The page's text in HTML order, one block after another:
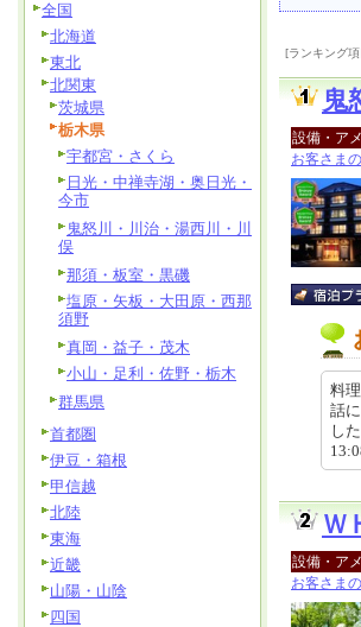
[ランキング
鬼
設備・ア
お客さま
料
話
し
Ｗ
設備・ア
お客さま
全国
北海道
東北
北関東
茨城県
栃木県
宇都宮・さくら
日光・中禅寺湖・奥日光・
今市
鬼怒川・川治・湯西川・川
俣
那須・板室・黒磯
塩原・矢板・大田原・西那
須野
真岡・益子・茂木
小山・足利・佐野・栃木
群馬県
首都圏
伊豆・箱根
甲信越
北陸
東海
近畿
山陽・山陰
四国